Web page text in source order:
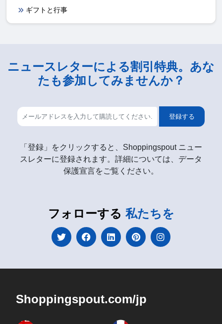
ギフトと行事
ニュースレターによる割引特典。あな
たも参加してみませんか？
登録する
「登録」をクリックすると、Shoppingspout ニュー
スレターに登録されます。詳細については、データ
保護宣言をご覧ください。
フォローする 私たちを
Shoppingspout.com/jp